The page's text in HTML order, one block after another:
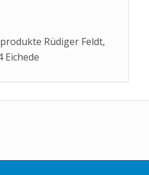
Rüdiger Feldt,
Eichede